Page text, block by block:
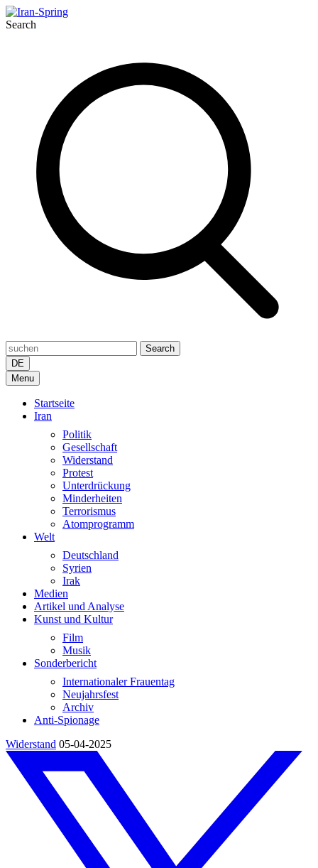
Search
Search
DE
Menu
Startseite
Iran
Politik
Gesellschaft
Widerstand
Protest
Unterdrückung
Minderheiten
Terrorismus
Atomprogramm
Welt
Deutschland
Syrien
Irak
Medien
Artikel und Analyse
Kunst und Kultur
Film
Musik
Sonderbericht
Internationaler Frauentag
Neujahrsfest
Archiv
Anti-Spionage
Widerstand 05-04-2025